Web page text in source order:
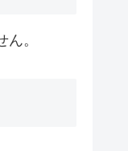
。